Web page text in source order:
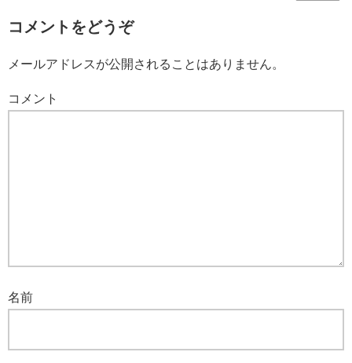
コメントをどうぞ
メールアドレスが公開されることはありません。
コメント
名前